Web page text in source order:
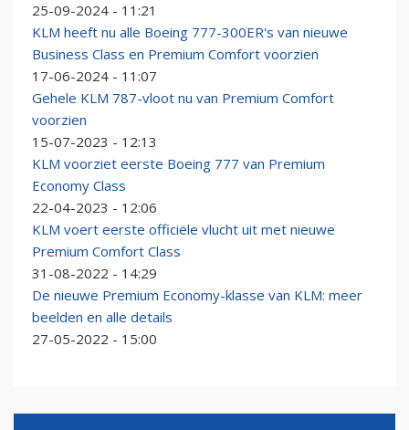
25-09-2024 - 11:21
KLM heeft nu alle Boeing 777-300ER's van nieuwe
Business Class en Premium Comfort voorzien
17-06-2024 - 11:07
Gehele KLM 787-vloot nu van Premium Comfort
voorzien
15-07-2023 - 12:13
KLM voorziet eerste Boeing 777 van Premium
Economy Class
22-04-2023 - 12:06
KLM voert eerste officiële vlucht uit met nieuwe
Premium Comfort Class
31-08-2022 - 14:29
De nieuwe Premium Economy-klasse van KLM: meer
beelden en alle details
27-05-2022 - 15:00